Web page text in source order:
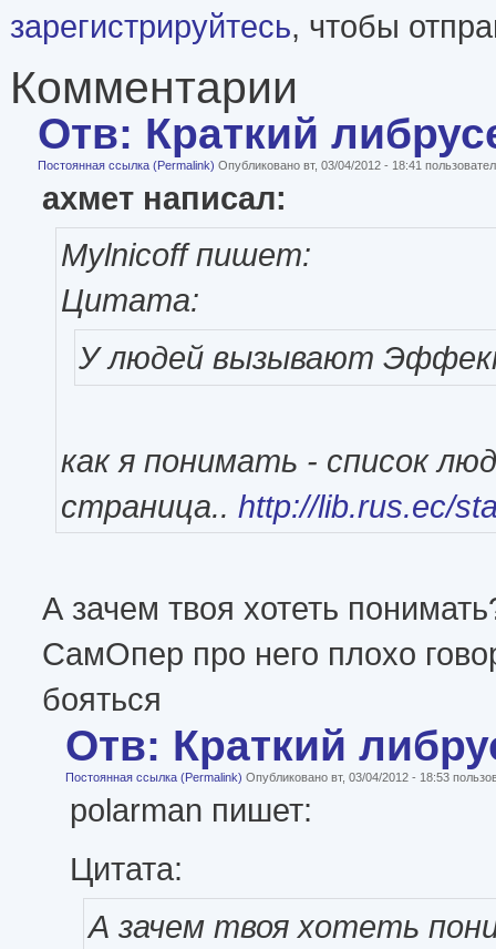
зарегистрируйтесь, чтобы
Комментарии
Отв: Краткий
Постоянная ссылка (Permalink) Опубликовано вт, 03/04/2012 - 18:41
ахмет написал:
Mylnicoff пишет:
Цитата:
У людей вызывают
как я понимать - список
страница.. http://lib.rus.ec/
А зачем твоя хотеть
СамОпер про него плохо
бояться
Отв: Краткий
Постоянная ссылка (Permalink) Опубликовано вт, 03/04/2012 - 18:53
polarman пишет:
Цитата:
А зачем твоя хотеть